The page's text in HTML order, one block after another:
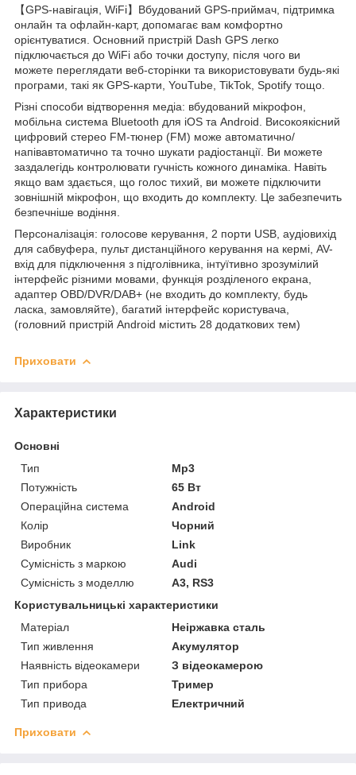
【GPS-навігація, WiFi】Вбудований GPS-приймач, підтримка
онлайн та офлайн-карт, допомагає вам комфортно
орієнтуватися. Основний пристрій Dash GPS легко
підключається до WiFi або точки доступу, після чого ви
можете переглядати веб-сторінки та використовувати будь-які
програми, такі як GPS-карти, YouTube, TikTok, Spotify тощо.
Різні способи відтворення медіа: вбудований мікрофон,
мобільна система Bluetooth для iOS та Android. Високоякісний
цифровий стерео FM-тюнер (FM) може автоматично/
напівавтоматично та точно шукати радіостанції. Ви можете
заздалегідь контролювати гучність кожного динаміка. Навіть
якщо вам здається, що голос тихий, ви можете підключити
зовнішній мікрофон, що входить до комплекту. Це забезпечить
безпечніше водіння.
Персоналізація: голосове керування, 2 порти USB, аудіовихід
для сабвуфера, пульт дистанційного керування на кермі, AV-
вхід для підключення з підголівника, інтуїтивно зрозумілий
інтерфейс різними мовами, функція розділеного екрана,
адаптер OBD/DVR/DAB+ (не входить до комплекту, будь
ласка, замовляйте), багатий інтерфейс користувача,
(головний пристрій Android містить 28 додаткових тем)
Приховати
Характеристики
Основні
Тип
Mp3
Потужність
65 Вт
Операційна система
Android
Колір
Чорний
Виробник
Link
Сумісність з маркою
Audi
Сумісність з моделлю
A3, RS3
Користувальницькі характеристики
Матеріал
Неіржавка сталь
Тип живлення
Акумулятор
Наявність відеокамери
З відеокамерою
Тип прибора
Тример
Тип привода
Електричний
Приховати